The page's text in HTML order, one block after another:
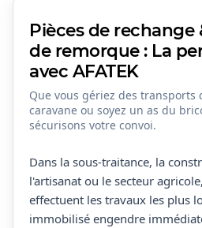
Pièces de rechange
de remorque : La
avec AFATEK
Que vous gériez des transports
caravane ou soyez un as du
sécurisons votre convoi.
Dans la sous-traitance, la
l'artisanat ou le secteur
effectuent les travaux les plus
immobilisé engendre